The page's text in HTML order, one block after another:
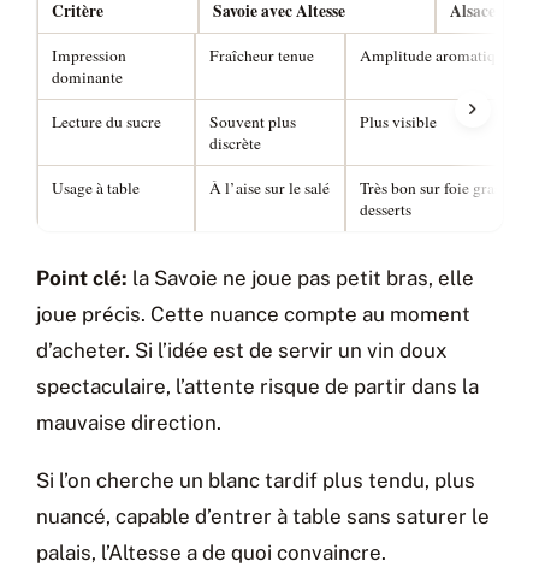
Critère Savoie avec Altesse Alsace
Impression
dominante
Fraîcheur tenue Amplitude aromatique
Lecture du sucre
Souvent plus
discrète
Plus visible
Usage à table À l’aise sur le salé
Très bon sur foie gras et
desserts
Point clé: la Savoie ne joue pas petit bras, elle
joue précis. Cette nuance compte au moment
d’acheter. Si l’idée est de servir un vin doux
spectaculaire, l’attente risque de partir dans la
mauvaise direction.
Si l’on cherche un blanc tardif plus tendu, plus
nuancé, capable d’entrer à table sans saturer le
palais, l’Altesse a de quoi convaincre.